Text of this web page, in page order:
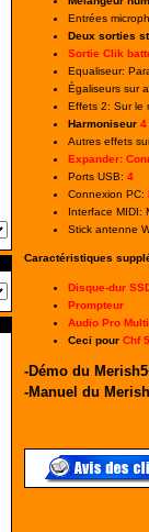
Entrées
Deux sorties
Sortie Clik
Equaliseur:
Égaliseurs sur
Effets 2: Sur le
Harmoniseur 4
Autres effets
Expander:
Ports USB: 4
Connexion PC:
Interface MIDI:
Stick antenne
Caractéristiques
Disque-dur
Prompteur
Audio Pro
Ceci pour Chf
-Démo du
-Manuel du